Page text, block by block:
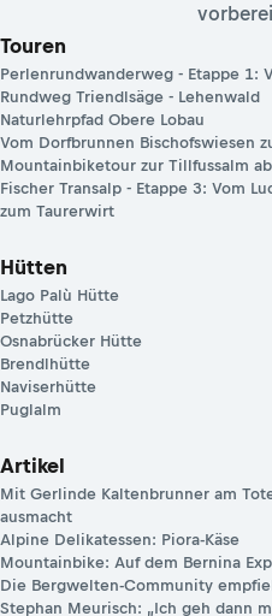
Touren
Perlenrundwanderweg - Etappe 1:
Rundweg Triendlsäge - Lehenwald
Naturlehrpfad Obere Lobau
Vom Dorfbrunnen Bischofswiesen
Mountainbiketour zur Tillfussalm
Fischer Transalp - Etappe 3: Vom
zum Taurerwirt
Hütten
Lago Palù Hütte
Petzhütte
Osnabrücker Hütte
Brendlhütte
Naviserhütte
Puglalm
Artikel
Mit Gerlinde Kaltenbrunner am
ausmacht
Alpine Delikatessen: Piora-Käse
Mountainbike: Auf dem Bernina
Die Bergwelten-Community
Stephan Meurisch: „Ich geh dann